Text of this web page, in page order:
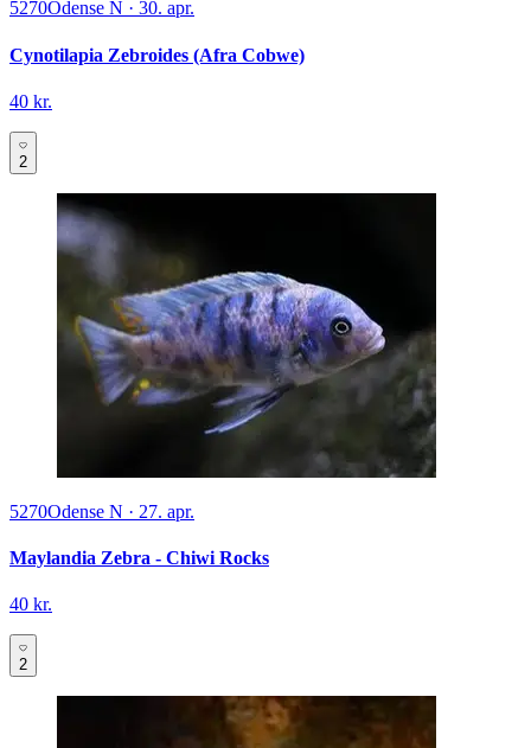
5270Odense N · 30. apr.
Cynotilapia Zebroides (Afra Cobwe)
40 kr.
2
5270Odense N · 27. apr.
Maylandia Zebra - Chiwi Rocks
40 kr.
2